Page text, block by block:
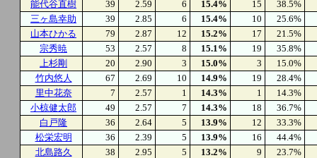
能代谷直樹
39 2.59 6 15.4% 15
38.5%
三ヶ島幸助
39 2.85 6 15.4% 10
25.6%
山本ひかる
79 2.87 12 15.2% 17
21.5%
宗秀暁
53 2.57 8 15.1% 19
35.8%
上杉剛
20 2.90 3 15.0% 3
15.0%
竹内悠人
67 2.69 10 14.9% 19
28.4%
里中花奈
7 2.57 1 14.3% 1
14.3%
小椋健太郎
49 2.57 7 14.3% 18
36.7%
白戸隆
36 2.64 5 13.9% 12
33.3%
松栄宏明
36 2.39 5 13.9% 16
44.4%
北島路久
38 2.95 5 13.2% 9
23.7%